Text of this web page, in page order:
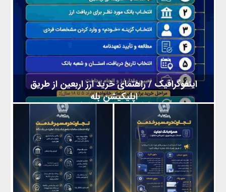
مجموعه مدیریتی منطقه ویژه اقتصادی لامرد : امروز این منطقه در
مسیر پیشرفت قرار گرفته است و على رغم محدودیتتها تمامی پروژه
های زیرساختی فعال هستند که سید امیر برهانی نائینی طی چند ماه
گذشته در گفت و گو با رسانه های ملی از پیشرفت و رفع موانع
پروژههای زیرساختی این منطقه خبرداده
اینفوگرافیک / راهنمای خرید ارز اربعین از طریق
اپلیکیشن بله
میتوانند از طریق بخش «خدمات» در پیامرسان بله، نسبت به خرید ارز
اربعین تا سقف ۲۰۰ هزار دینار اقدام کنند. این فرآیند پس از ثبتنام در
سامانه سماح و دریافت کد رهگیری امکانپذیر است و مدارک مورد نیاز
شامل گذرنامه با حداقل ۶ ماه اعتبار، کارت ملی و کد رهگیری سماح
است. همچنین والدین میتوانند برای فرزندان زیر ۱۸ سال خود ارز
خریداری نمایند و این خرید تأثیری بر سهمیه ارز